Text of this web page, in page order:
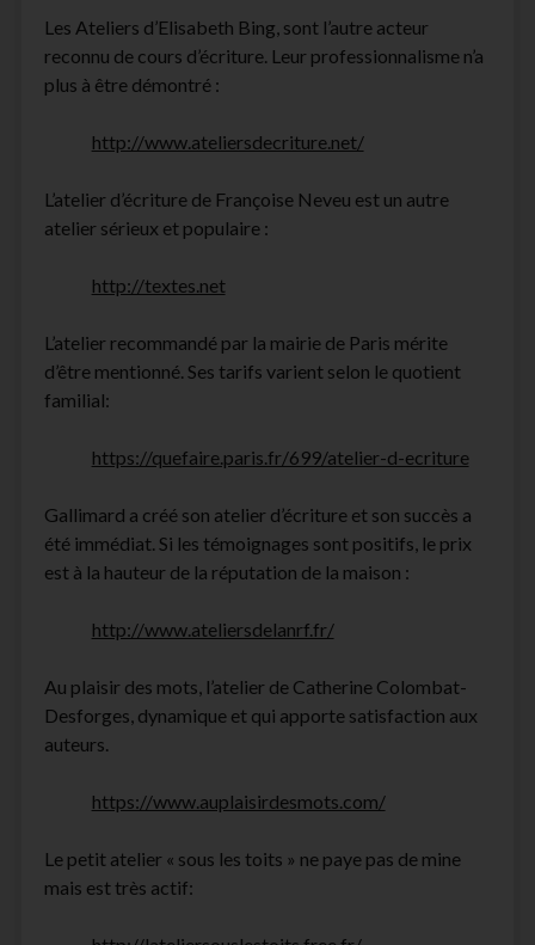
Les Ateliers d’Elisabeth Bing, sont l’autre acteur
reconnu de cours d’écriture. Leur professionnalisme n’a
plus à être démontré :
http://www.ateliersdecriture.net/
L’atelier d’écriture de Françoise Neveu est un autre
atelier sérieux et populaire :
http://textes.net
L’atelier recommandé par la mairie de Paris mérite
d’être mentionné. Ses tarifs varient selon le quotient
familial:
https://quefaire.paris.fr/699/atelier-d-ecriture
Gallimard a créé son atelier d’écriture et son succès a
été immédiat. Si les témoignages sont positifs, le prix
est à la hauteur de la réputation de la maison :
http://www.ateliersdelanrf.fr/
Au plaisir des mots, l’atelier de Catherine Colombat-
Desforges, dynamique et qui apporte satisfaction aux
auteurs.
https://www.auplaisirdesmots.com/
Le petit atelier « sous les toits » ne paye pas de mine
mais est très actif: